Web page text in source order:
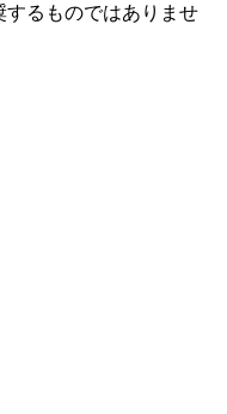
するものではありませ